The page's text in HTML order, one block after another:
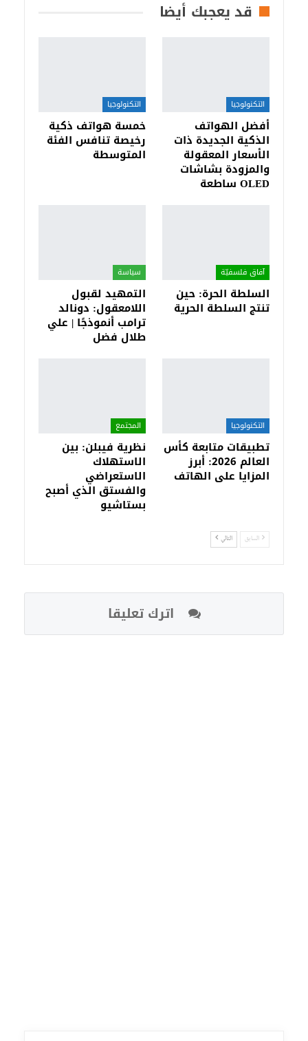
قد يعجبك أيضا
التكنولوجيا
أفضل الهواتف
الذكية الجديدة ذات
الأسعار المعقولة
والمزودة بشاشات
OLED ساطعة
التكنولوجيا
خمسة هواتف ذكية
رخيصة تنافس الفئة
المتوسطة
آفاق فلسفيّة‎
السلطة الحرة: حين
تنتج السلطة الحرية
سياسة
التمهيد لقبول
اللامعقول: دونالد
ترامب أنموذجًا | علي
طلال فضل
التكنولوجيا
تطبيقات متابعة كأس
العالم 2026: أبرز
المزايا على الهاتف
المجتمع
نظرية فيبلن: بين
الاستهلاك
الاستعراضي
والفستق الذي أصبح
بستاشيو
السابق التالي
اترك تعليقا